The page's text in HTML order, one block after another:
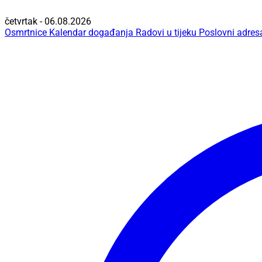
četvrtak - 06.08.2026
Osmrtnice Kalendar događanja Radovi u tijeku Poslovni